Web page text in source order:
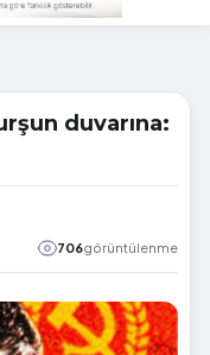
duvarına:
706görüntülenme